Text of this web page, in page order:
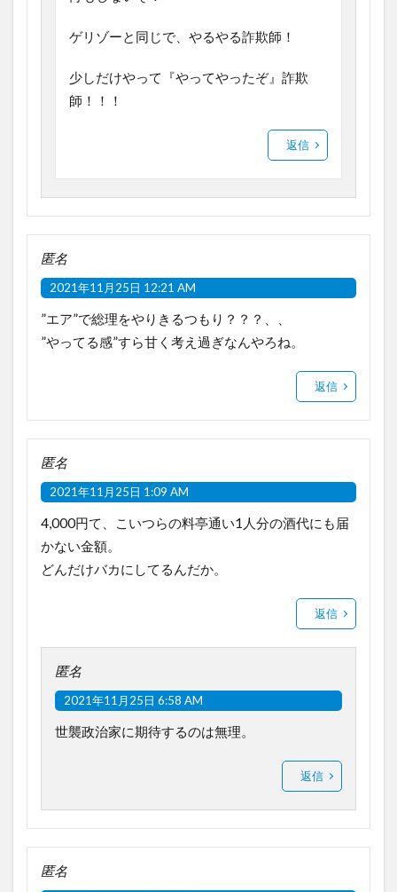
ゲリゾーと同じで、やるやる詐欺師！
少しだけやって『やってやったぞ』詐欺
師！！！
返信
匿名
2021年11月25日 12:21 AM
”エア”で総理をやりきるつもり？？？、、
”やってる感”すら甘く考え過ぎなんやろね。
返信
匿名
2021年11月25日 1:09 AM
4,000円て、こいつらの料亭通い1人分の酒代にも届
かない金額。
どんだけバカにしてるんだか。
返信
匿名
2021年11月25日 6:58 AM
世襲政治家に期待するのは無理。
返信
匿名